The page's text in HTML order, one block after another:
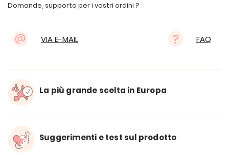
Domande, supporto per i vostri ordini ?
VIA E-MAIL FAQ
La più grande scelta in Europa
Suggerimenti e test sul prodotto